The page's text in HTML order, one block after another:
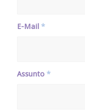
E-Mail *
Assunto *